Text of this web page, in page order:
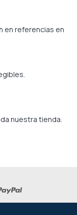
en referencias en
nuestra tienda.